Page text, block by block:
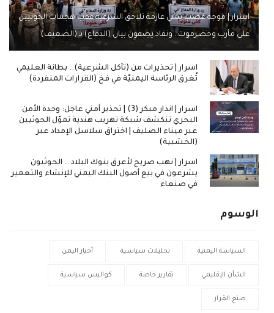
اسرار | موجة غضب يمني عارمة تلاحق الشرعية عقب هجمات الحوثيين
على مأرب وحضرموت.. ونقاد يصفون بيان (الدفاع) بـ (الضعيف)
اسرار | تحذيرات من (تآكل الشرعية).. بطانة العليمي
تُغرق الرئاسة اليمنيّة في فخ (القرارات المنفردة)
اسرار | انذار مبكر (3) | تحذير أمني عاجل: وحدة الأمن
البحري تنكشف شبكة تهريب هندية تموّل الحوثيين
عبر ميناء الصليف | اختراق سلاسل الإمداد عبر
(الخشبية)
اسرار | نهب صريح لأعرق بنوك البلاد .. الحوثيون
يشرعون في بيع أصول البنك اليمني للإنشاء والتعمير
في صنعاء
الوسوم
السياسة اليمنية تحليلات سياسية أخبار اليمن
الشأن الإقليمي تقارير خاصة كواليس سياسية
صنع القرار